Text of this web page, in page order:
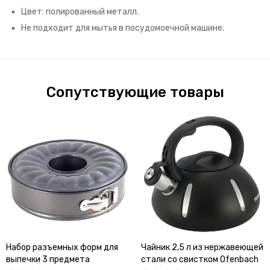
Цвет: полированный металл.
Не подходит для мытья в посудомоечной машине.
Сопутствующие товары
Набор разъемных форм для
выпечки 3 предмета
Чайник 2,5 л из нержавеющей
стали со свистком Ofenbach